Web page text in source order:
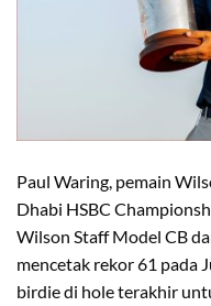
Paul Waring, pemain
Dhabi HSBC
Wilson Staff Model CB
mencetak rekor 61 pada
birdie di hole terakhir